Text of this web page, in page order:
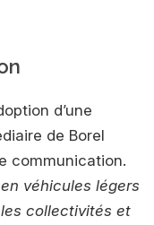
d’une
de Borel
communication.
véhicules légers
collectivités et